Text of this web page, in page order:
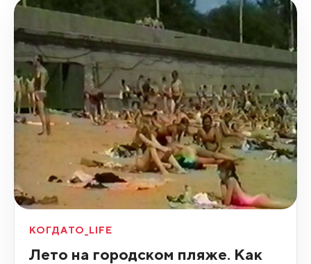
КОГДАТО_LIFE
Лето на городском пляже. Как